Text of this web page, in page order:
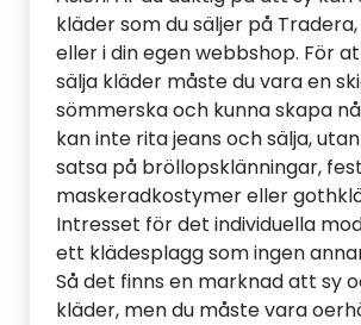
kläder som du säljer på
eller i din egen webbshop. För
sälja kläder måste du vara en
sömmerska och kunna skapa
kan inte rita jeans och sälja,
satsa på bröllopsklänningar,
maskeradkostymer eller
Intresset för det individuella
ett klädesplagg som ingen
Så det finns en marknad att sy
kläder, men du måste vara